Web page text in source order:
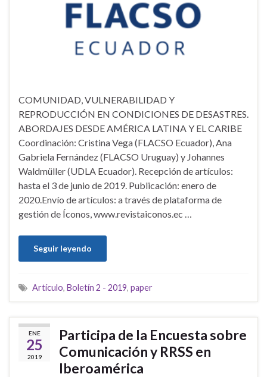
COMUNIDAD, VULNERABILIDAD Y
REPRODUCCIÓN EN CONDICIONES DE DESASTRES.
ABORDAJES DESDE AMÉRICA LATINA Y EL CARIBE
Coordinación: Cristina Vega (FLACSO Ecuador), Ana
Gabriela Fernández (FLACSO Uruguay) y Johannes
Waldmüller (UDLA Ecuador). Recepción de artículos:
hasta el 3 de junio de 2019. Publicación: enero de
2020.Envío de artículos: a través de plataforma de
gestión de Íconos, www.revistaiconos.ec …
Seguir leyendo
Artículo, Boletín 2 - 2019, paper
ENE
25
2019
Participa de la Encuesta sobre
Comunicación y RRSS en
Iberoamérica